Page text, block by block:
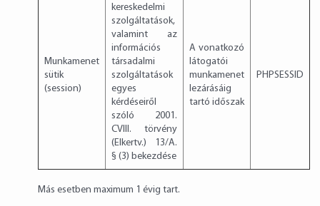
Munkamenet
sütik
(session)
kereskedelmi
szolgáltatások,
valamint az
információs
társadalmi
szolgáltatások
egyes
kérdéseiről
szóló 2001.
CVIII. törvény
(Elkertv.) 13/A.
§ (3) bekezdése
A vonatkozó
látogatói
munkamenet
lezárásáig
tartó időszak
PHPSESSID
Más esetben maximum 1 évig tart.